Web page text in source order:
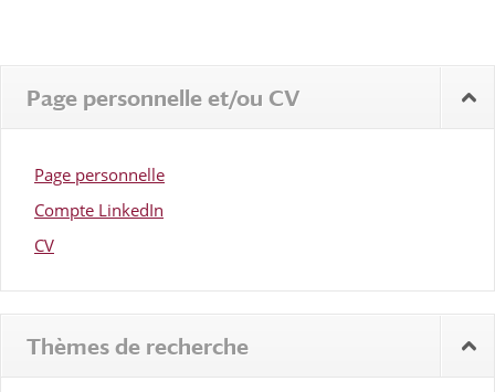
Page personnelle et/ou CV
Page personnelle
Compte LinkedIn
CV
Thèmes de recherche